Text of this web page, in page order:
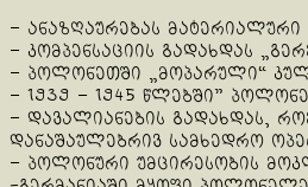
– ანაზღაურებას
– კომპენსაციის გადახდას
– პოლონეთში „მოპარული“
– 1939 – 1945 წლებში”
– დავალიანების გადახდას,
დანაშაულებრივ სამხედრო
– პოლონური უმცირესობის